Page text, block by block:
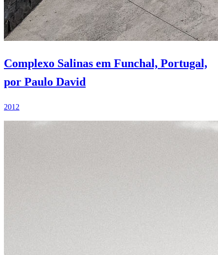
Complexo Salinas em Funchal, Portugal,
por Paulo David
2012